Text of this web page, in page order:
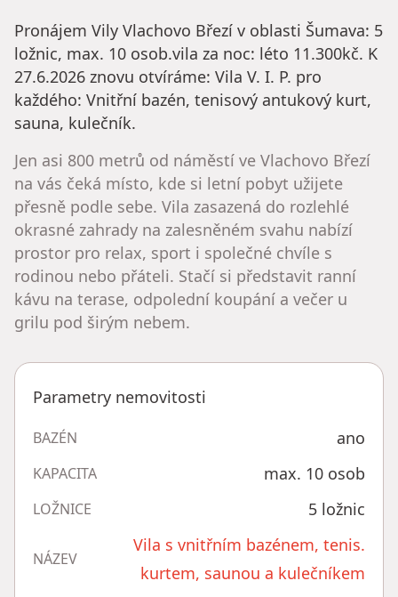
Pronájem Vily Vlachovo Březí v oblasti Šumava: 5
ložnic, max. 10 osob.vila za noc: léto 11.300kč. K
27.6.2026 znovu otvíráme: Vila V. I. P. pro
každého: Vnitřní bazén, tenisový antukový kurt,
sauna, kulečník.
Jen asi 800 metrů od náměstí ve Vlachovo Březí
na vás čeká místo, kde si letní pobyt užijete
přesně podle sebe. Vila zasazená do rozlehlé
okrasné zahrady na zalesněném svahu nabízí
prostor pro relax, sport i společné chvíle s
rodinou nebo přáteli. Stačí si představit ranní
kávu na terase, odpolední koupání a večer u
grilu pod širým nebem.
Parametry nemovitosti
BAZÉN ano
KAPACITA max. 10 osob
LOŽNICE 5 ložnic
NÁZEV
Vila s vnitřním bazénem, tenis.
kurtem, saunou a kulečníkem